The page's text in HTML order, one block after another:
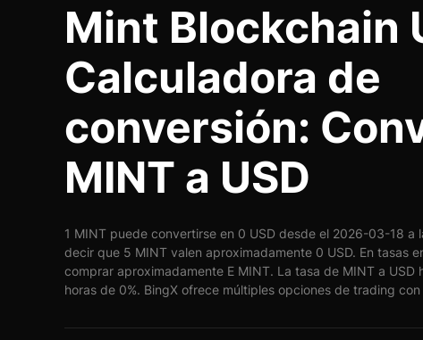
Mint Blockchain
Calculadora de
conversión:
MINT a USD
1 MINT puede convertirse en 0 USD desde el 2026-03-18 a
decir que 5 MINT valen aproximadamente 0 USD. En tasas
comprar aproximadamente E MINT. La tasa de MINT a USD
horas de 0%. BingX ofrece múltiples opciones de trading